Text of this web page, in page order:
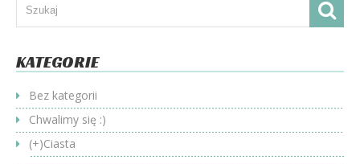
KATEGORIE
Bez kategorii
Chwalimy się :)
(+)Ciasta